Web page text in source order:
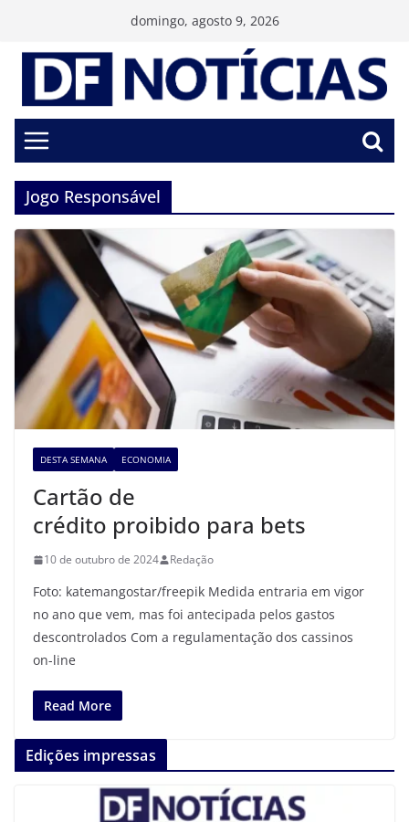
conteúdo
domingo, agosto 9, 2026
Jogo Responsável
DESTA SEMANA ECONOMIA
Cartão de
crédito proibido para bets
10 de outubro de 2024 Redação
Foto: katemangostar/freepik Medida entraria em vigor
no ano que vem, mas foi antecipada pelos gastos
descontrolados Com a regulamentação dos cassinos
on-line
Read More
Edições impressas